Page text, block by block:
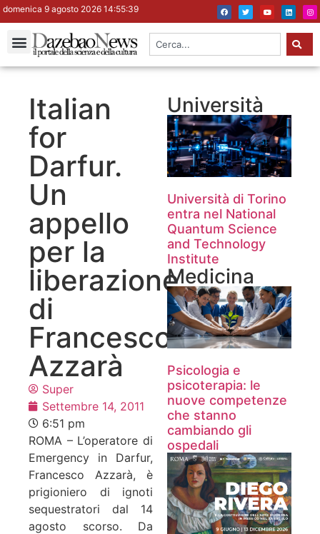
domenica 9 agosto 2026 14:55:40
Italian
for
Darfur.
Un
appello
per la
liberazione
di
Francesco
Azzarà
Super
Settembre 14, 2011
6:51 pm
ROMA – L’operatore di
Emergency in Darfur,
Francesco Azzarà, è
prigioniero di ignoti
sequestratori dal 14
agosto scorso. Da
Università
Università di Torino
entra nel National
Quantum Science
and Technology
Institute
Medicina
Psicologia e
psicoterapia: le
nuove competenze
che stanno
cambiando gli
ospedali